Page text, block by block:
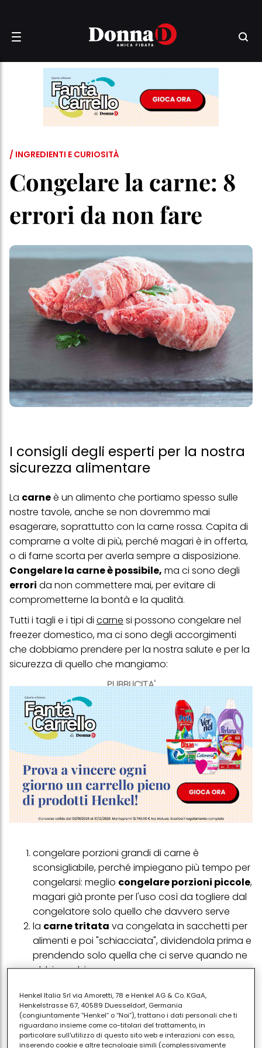
/ INGREDIENTI E CURIOSITÀ
Congelare la carne: 8
errori da non fare
I consigli degli esperti per la nostra
sicurezza alimentare
PUBBLICITA'
La carneè un alimento che portiamo spesso sulle
nostre tavole, anche se non dovremmo mai
esagerare, soprattutto con la carne rossa. Capita di
comprarne a volte di più, perché magari è in offerta,
o di farne scorta per averla sempre a disposizione.
Congelare la carne è possibile, ma ci sono degli
errori da non commettere mai, per evitare di
comprometterne la bontà e la qualità.
Tutti i tagli e i tipi di carne si possono congelare nel
freezer domestico, ma ci sono degli accorgimenti
che dobbiamo prendere per la nostra salute e per la
sicurezza di quello che mangiamo:
congelare porzioni grandi di carne è
sconsigliabile, perché impiegano più tempo per
congelarsi: meglio congelare porzioni piccole,
magari già pronte per l'uso così da togliere dal
congelatore solo quello che davvero serve
la carne tritata va congelata in sacchetti per
alimenti e poi "schiacciata", dividendola prima e
prendendo solo quella che ci serve quando ne
abbiamo bisogno
tagli grassi vanno consumati nel giro di un
mese, mentre le carni più magre possono
arrivare anche a 4-6 mesi (ilmacinato
molto di meno)
Henkel Italia Srl via Amoretti, 78 e Henkel AG & Co. KGaA,
Henkelstrasse 67, 40589 Duesseldorf, Germania
(congiuntamente “Henkel” o “Noi”), trattano i dati personali che ti
riguardano insieme come co-titolari del trattamento, in
particolare sull'utilizzo di questo sito web e interazioni con esso,
inserendo cookie e altre tecnologie simili (complessivamente